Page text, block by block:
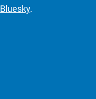
Bluesky.